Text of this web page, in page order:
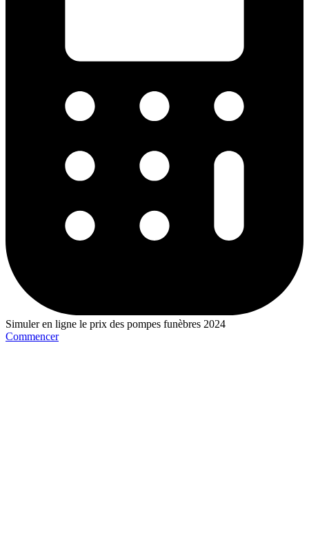
Simuler en ligne le prix des pompes funèbres 2024
Commencer